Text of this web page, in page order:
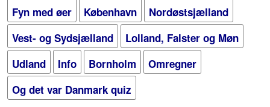
Fyn med øer
København
Nordøstsjælland
Vest- og Sydsjælland
Lolland, Falster og Møn
Udland
Info Bornholm
Omregner
Og det var Danmark quiz